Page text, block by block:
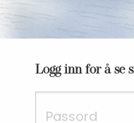
Logg inn for å se